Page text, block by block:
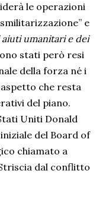
le operazioni
e
umanitari e dei
stati però resi
della forza né i
che resta
del piano.
Uniti Donald
del Board of
chiamato a
dal conflitto